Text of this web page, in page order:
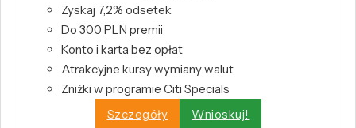
Zyskaj 7,2% odsetek
Do 300 PLN premii
Konto i karta bez opłat
Atrakcyjne kursy wymiany walut
Zniżki w programie Citi Specials
Szczegóły
Wnioskuj!